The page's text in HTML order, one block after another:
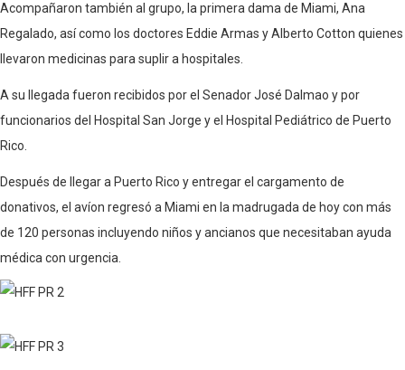
Acompañaron también al grupo, la primera dama de Miami, Ana
Regalado, así como los doctores Eddie Armas y Alberto Cotton quienes
llevaron medicinas para suplir a hospitales.
A su llegada fueron recibidos por el Senador José Dalmao y por
funcionarios del Hospital San Jorge y el Hospital Pediátrico de Puerto
Rico.
Después de llegar a Puerto Rico y entregar el cargamento de
donativos, el avíon regresó a Miami en la madrugada de hoy con más
de 120 personas incluyendo niños y ancianos que necesitaban ayuda
médica con urgencia.